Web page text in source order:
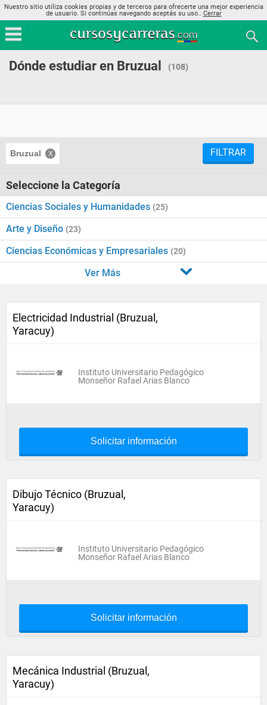
Nuestro sitio utiliza cookies propias y de terceros para ofrecerte una mejor experiencia
de usuario. Si continúas navegando aceptás su uso.. Cerrar
Dónde estudiar en Bruzual (108)
Bruzual FILTRAR
Seleccione la Categoría
Ciencias Sociales y Humanidades (25)
Arte y Diseño (23)
Ciencias Económicas y Empresariales (20)
Ver Más
Electricidad Industrial (Bruzual,
Yaracuy)
Instituto Universitario Pedagógico
Monseñor Rafael Arias Blanco
Solicitar información
Dibujo Técnico (Bruzual,
Yaracuy)
Instituto Universitario Pedagógico
Monseñor Rafael Arias Blanco
Solicitar información
Mecánica Industrial (Bruzual,
Yaracuy)